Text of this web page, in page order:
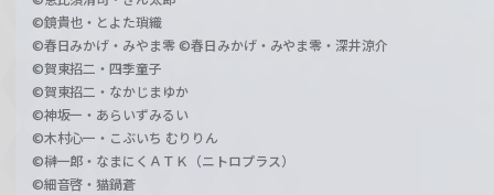
©鏡貴也・とよた瑣織
©春日みかげ・みやま零 ©春日みかげ・みやま零・深井涼介
©賀東招二・四季童子
©賀東招二・なかじまゆか
©神坂一・あらいずみるい
©木村心一・こぶいち むりりん
©榊一郎・なまにくＡＴＫ（ニトロプラス）
©細音啓・猫鍋蒼